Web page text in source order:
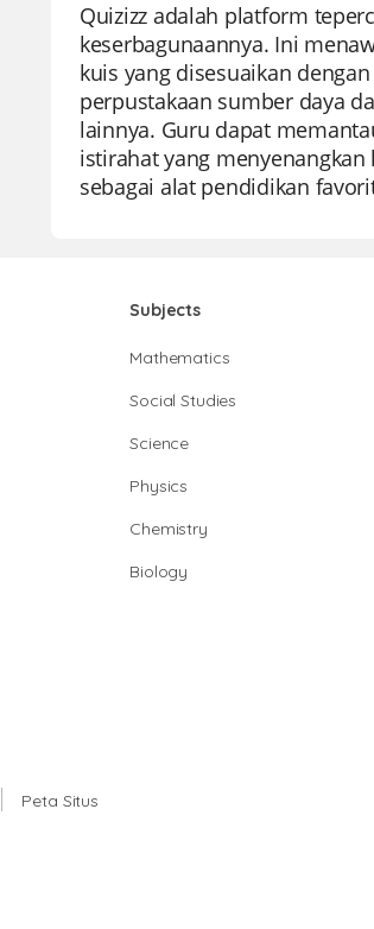
Quizizz adalah platform
keserbagunaannya. Ini
kuis yang disesuaikan
perpustakaan sumber daya
lainnya. Guru dapat
istirahat yang
sebagai alat pendidikan
Subjects
Mathematics
Social Studies
Science
Physics
Chemistry
Biology
Peta Situs